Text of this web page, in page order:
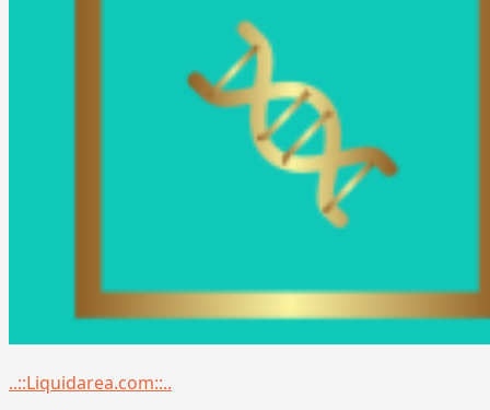
Menu
..::Liquidarea.com::..